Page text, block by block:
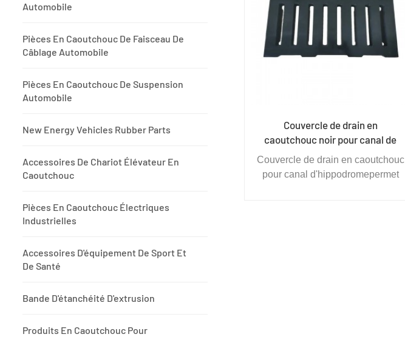
Automobile
Pièces En Caoutchouc De Faisceau De
Câblage Automobile
Pièces En Caoutchouc De Suspension
Automobile
New Energy Vehicles Rubber Parts
Accessoires De Chariot Élévateur En
Caoutchouc
Pièces En Caoutchouc Électriques
Industrielles
Accessoires D'équipement De Sport Et
De Santé
Bande D'étanchéité D'extrusion
Produits En Caoutchouc Pour
Couvercle de drain en
caoutchouc noir pour canal de
l'hippodrome
Couvercle de drain en caoutchouc
pour canal d'hippodromepermet